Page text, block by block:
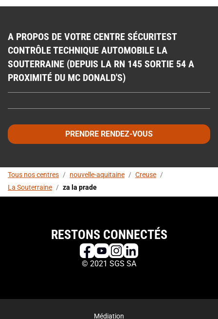
A PROPOS DE VOTRE CENTRE SÉCURITEST
CONTRÔLE TECHNIQUE AUTOMOBILE LA
SOUTERRAINE (DEPUIS LA RN 145 SORTIE 54 A
PROXIMITÉ DU MC DONALD'S)
PRENDRE RENDEZ-VOUS
Tous nos centres / nouvelle-aquitaine / Creuse /
La Souterraine / za la prade
RESTONS CONNECTÉS
© 2021 SGS SA
Médiation